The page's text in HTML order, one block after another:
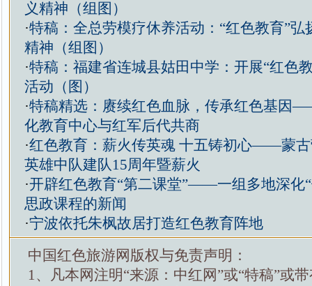
义精神（组图）
·特稿：全总劳模疗休养活动：“红色教育”弘
精神（组图）
·特稿：福建省连城县姑田中学：开展“红色
活动（图）
·特稿精选：赓续红色血脉，传承红色基因
化教育中心与红军后代共商
·红色教育：薪火传英魂 十五铸初心——蒙古
英雄中队建队15周年暨薪火
·开辟红色教育“第二课堂”——一组多地深化
思政课程的新闻
·宁波依托朱枫故居打造红色教育阵地
中国红色旅游网版权与免责声明：
1、凡本网注明“来源：中红网”或“特稿”或